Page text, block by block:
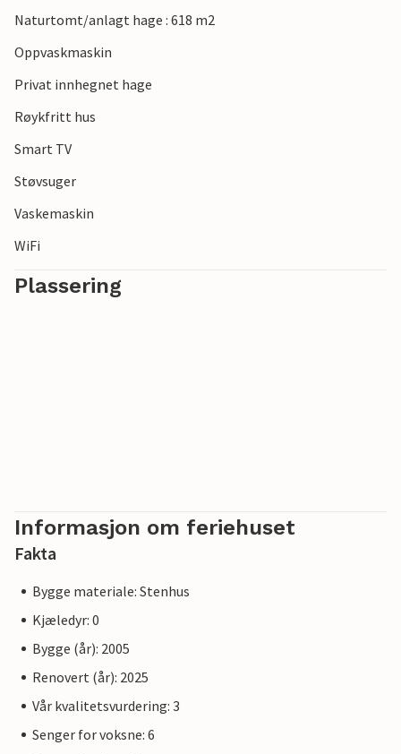
Naturtomt/anlagt hage : 618 m2
Oppvaskmaskin
Privat innhegnet hage
Røykfritt hus
Smart TV
Støvsuger
Vaskemaskin
WiFi
Plassering
Informasjon om feriehuset
Fakta
Bygge materiale: Stenhus
Kjæledyr: 0
Bygge (år): 2005
Renovert (år): 2025
Vår kvalitetsvurdering: 3
Senger for voksne: 6